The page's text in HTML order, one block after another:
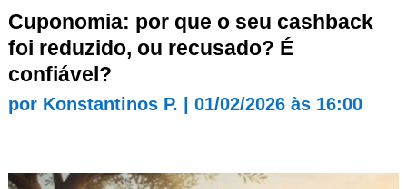
Cuponomia: por que o seu cashback
foi reduzido, ou recusado? É
confiável?
por Konstantinos P. 01/02/2026 às 16:00